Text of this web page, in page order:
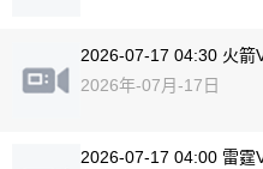
2026-07-17 04:30 火箭
2026年-07月-17日
2026-07-17 04:00 雷霆